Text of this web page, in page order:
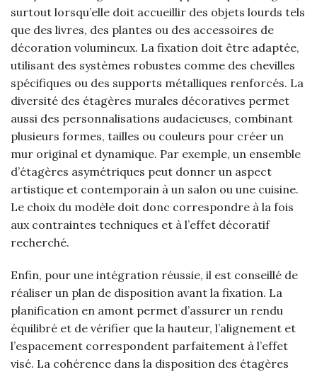
surtout lorsqu’elle doit accueillir des objets lourds tels
que des livres, des plantes ou des accessoires de
décoration volumineux. La fixation doit être adaptée,
utilisant des systèmes robustes comme des chevilles
spécifiques ou des supports métalliques renforcés. La
diversité des étagères murales décoratives permet
aussi des personnalisations audacieuses, combinant
plusieurs formes, tailles ou couleurs pour créer un
mur original et dynamique. Par exemple, un ensemble
d’étagères asymétriques peut donner un aspect
artistique et contemporain à un salon ou une cuisine.
Le choix du modèle doit donc correspondre à la fois
aux contraintes techniques et à l’effet décoratif
recherché.
Enfin, pour une intégration réussie, il est conseillé de
réaliser un plan de disposition avant la fixation. La
planification en amont permet d’assurer un rendu
équilibré et de vérifier que la hauteur, l’alignement et
l’espacement correspondent parfaitement à l’effet
visé. La cohérence dans la disposition des étagères